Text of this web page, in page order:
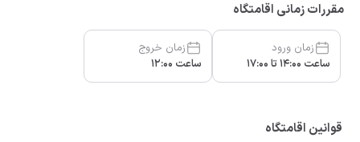
مقررات زمانی اقامتگاه
زمان ورود
ساعت 14:00 تا 17:00
زمان خروج
ساعت 12:00
قوانین اقامتگاه